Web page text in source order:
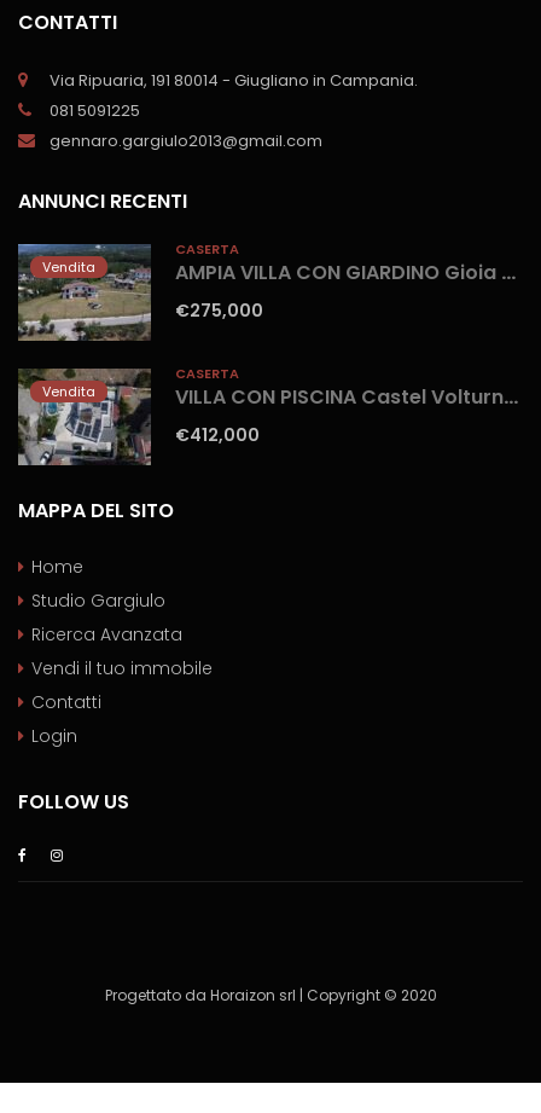
CONTATTI
Via Ripuaria, 191 80014 - Giugliano in Campania.
081 5091225
gennaro.gargiulo2013@gmail.com
ANNUNCI RECENTI
Vendita
CASERTA
AMPIA VILLA CON GIARDINO Gioia Sannitica
€275,000
Vendita
CASERTA
VILLA CON PISCINA Castel Volturno-Parco Europa
€412,000
MAPPA DEL SITO
Home
Studio Gargiulo
Ricerca Avanzata
Vendi il tuo immobile
Contatti
Login
FOLLOW US
Progettato da Horaizon srl | Copyright © 2020